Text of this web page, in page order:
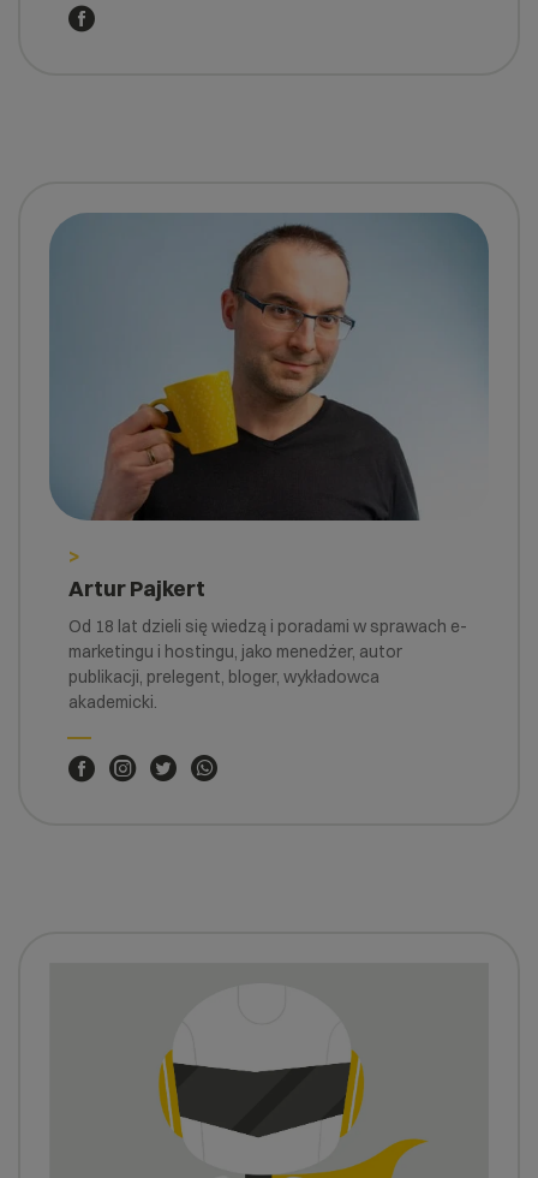
>
Artur Pajkert
Od 18 lat dzieli się wiedzą i poradami w sprawach e-
marketingu i hostingu, jako menedżer, autor
publikacji, prelegent, bloger, wykładowca
akademicki.